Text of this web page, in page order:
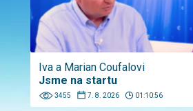
Iva a Marian Coufalovi
Jsme na startu
3455 7. 8. 2026 01:10:56